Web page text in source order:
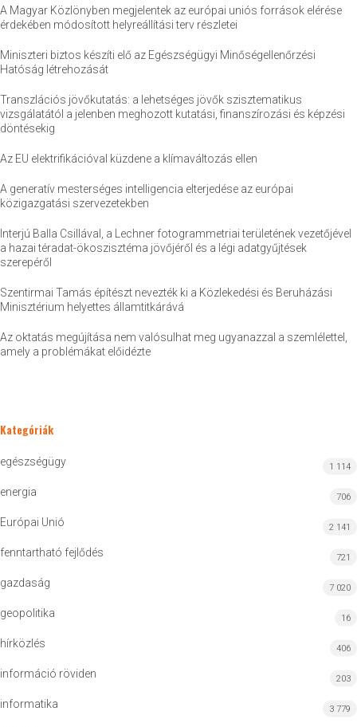
A Magyar Közlönyben megjelentek az európai uniós források elérése
érdekében módosított helyreállítási terv részletei
Miniszteri biztos készíti elő az Egészségügyi Minőségellenőrzési
Hatóság létrehozását
Transzlációs jövőkutatás: a lehetséges jövők szisztematikus
vizsgálatától a jelenben meghozott kutatási, finanszírozási és képzési
döntésekig
Az EU elektrifikációval küzdene a klímaváltozás ellen
A generatív mesterséges intelligencia elterjedése az európai
közigazgatási szervezetekben
Interjú Balla Csillával, a Lechner fotogrammetriai területének vezetőjével
a hazai téradat-ökoszisztéma jövőjéről és a légi adatgyűjtések
szerepéről
Szentirmai Tamás építészt nevezték ki a Közlekedési és Beruházási
Minisztérium helyettes államtitkárává
Az oktatás megújítása nem valósulhat meg ugyanazzal a szemlélettel,
amely a problémákat előidézte
Kategóriák
egészségügy 1 114
energia 706
Európai Unió 2 141
fenntartható fejlődés 721
gazdaság 7 020
geopolitika 16
hírközlés 406
információ röviden 203
informatika 3 779